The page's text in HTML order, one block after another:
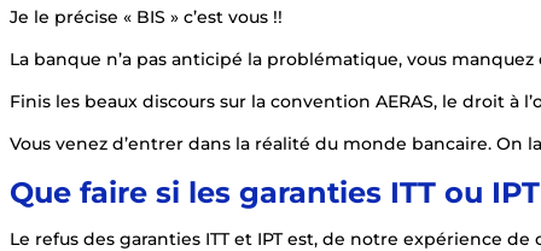
Je le précise « BIS » c’est vous !!
La banque n’a pas anticipé la problématique, vous
Finis les beaux discours sur la convention AERAS, le droit
Vous venez d’entrer dans la réalité du monde bancaire. On
Que faire si les garanties ITT ou
Le refus des garanties ITT et IPT est, de notre expérience